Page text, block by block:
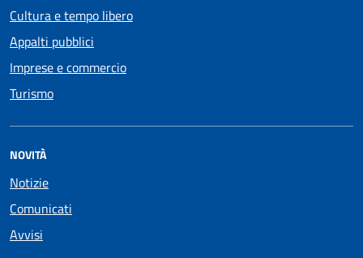
Cultura e tempo libero
Appalti pubblici
Imprese e commercio
Turismo
NOVITÀ
Notizie
Comunicati
Avvisi